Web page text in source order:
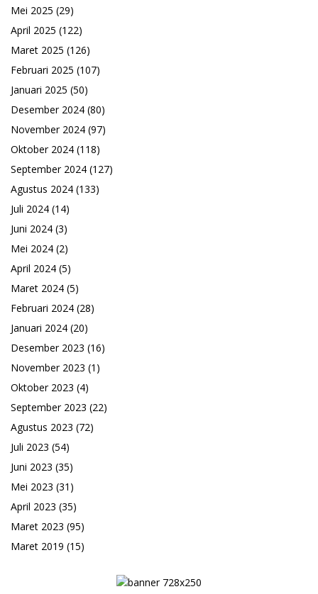
Mei 2025 (29)
April 2025 (122)
Maret 2025 (126)
Februari 2025 (107)
Januari 2025 (50)
Desember 2024 (80)
November 2024 (97)
Oktober 2024 (118)
September 2024 (127)
Agustus 2024 (133)
Juli 2024 (14)
Juni 2024 (3)
Mei 2024 (2)
April 2024 (5)
Maret 2024 (5)
Februari 2024 (28)
Januari 2024 (20)
Desember 2023 (16)
November 2023 (1)
Oktober 2023 (4)
September 2023 (22)
Agustus 2023 (72)
Juli 2023 (54)
Juni 2023 (35)
Mei 2023 (31)
April 2023 (35)
Maret 2023 (95)
Maret 2019 (15)